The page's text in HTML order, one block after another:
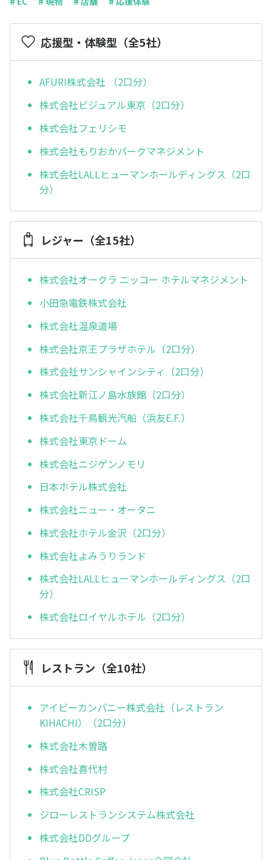
応援型・体験型（全5社）
AFURI株式会社 （2口分）
株式会社ビジュアル東京（2口分）
株式会社フェリシモ
株式会社もりおかパークマネジメント
株式会社LALLヒューマンホールディングス（2口
分）
レジャー（全15社）
株式会社オークラ ニッコー ホテルマネジメント
小田急電鉄株式会社
株式会社温泉道場
株式会社京王プラザホテル（2口分）
株式会社サンシャインシティ（2口分）
株式会社新江ノ島水族館（2口分）
株式会社千鳥観光汽船（浜友E.F.）
株式会社東京ドーム
株式会社ニジゲンノモリ
日本ホテル株式会社
株式会社ニュー・オータニ
株式会社ホテル金沢（2口分）
株式会社よみうりランド
株式会社LALLヒューマンホールディングス（2口
分）
株式会社ロイヤルホテル（2口分）
レストラン（全10社）
アイビーカンパニー株式会社（レストラン
KIHACHI）（2口分）
株式会社木曽路
株式会社喜代村
株式会社CRISP
ジローレストランシステム株式会社
株式会社DDグループ